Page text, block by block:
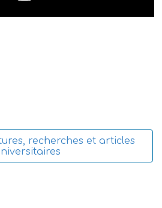
recherches et articles